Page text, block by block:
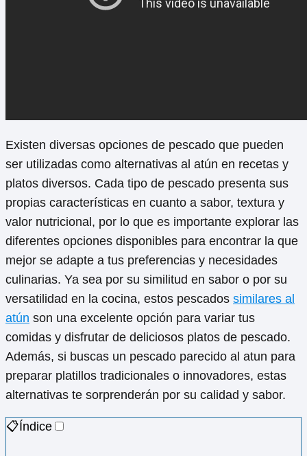
Existen diversas opciones de pescado que pueden
ser utilizadas como alternativas al atún en recetas y
platos diversos. Cada tipo de pescado presenta sus
propias características en cuanto a sabor, textura y
valor nutricional, por lo que es importante explorar las
diferentes opciones disponibles para encontrar la que
mejor se adapte a tus preferencias y necesidades
culinarias. Ya sea por su similitud en sabor o por su
versatilidad en la cocina, estos pescados similares al
atún son una excelente opción para variar tus
comidas y disfrutar de deliciosos platos de pescado.
Además, si buscas un pescado parecido al atun para
preparar platillos tradicionales o innovadores, estas
alternativas te sorprenderán por su calidad y sabor.
📋Índice